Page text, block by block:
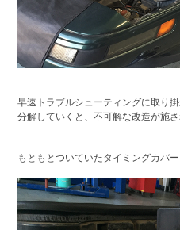
早速トラブルシューティングに取り掛
分解していくと、不可解な改造が施
もともとついていたタイミングカバ